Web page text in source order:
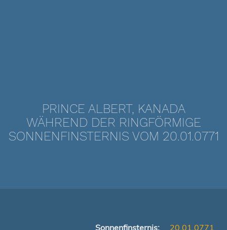
PRINCE ALBERT, KANADA
WÄHREND DER RINGFÖRMIGE
SONNENFINSTERNIS VOM 20.01.0771
Sonnenfinsternis:
20.01.0771